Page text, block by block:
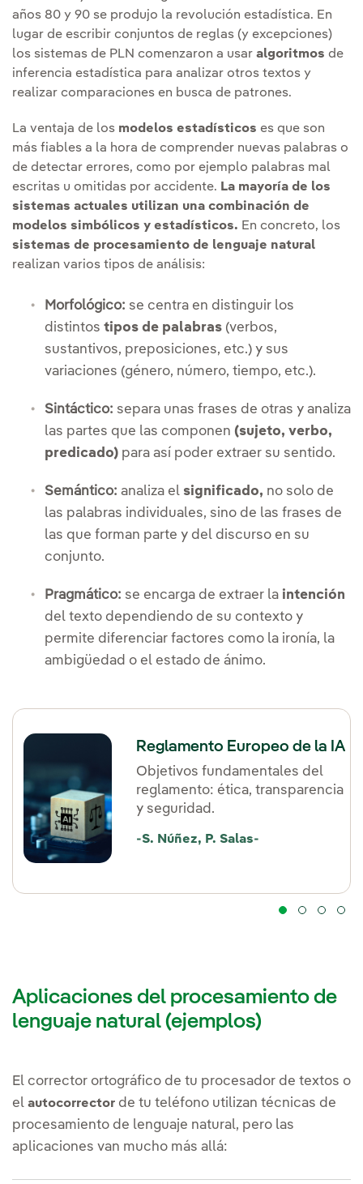
años 80 y 90 se produjo la revolución estadística. En
lugar de escribir conjuntos de reglas (y excepciones)
los sistemas de PLN comenzaron a usar algoritmos de
inferencia estadística para analizar otros textos y
realizar comparaciones en busca de patrones.
La ventaja de los modelos estadísticos es que son
más fiables a la hora de comprender nuevas palabras o
de detectar errores, como por ejemplo palabras mal
escritas u omitidas por accidente. La mayoría de los
sistemas actuales utilizan una combinación de
modelos simbólicos y estadísticos. En concreto, los
sistemas de procesamiento de lenguaje natural
realizan varios tipos de análisis:
Morfológico: se centra en distinguir los
distintos tipos de palabras (verbos,
sustantivos, preposiciones, etc.) y sus
variaciones (género, número, tiempo, etc.).
Sintáctico: separa unas frases de otras y analiza
las partes que las componen (sujeto, verbo,
predicado) para así poder extraer su sentido.
Semántico: analiza el significado, no solo de
las palabras individuales, sino de las frases de
las que forman parte y del discurso en su
conjunto.
Pragmático: se encarga de extraer la intención
del texto dependiendo de su contexto y
permite diferenciar factores como la ironía, la
ambigüedad o el estado de ánimo.
Reglamento Europeo de la IA
Objetivos fundamentales del
reglamento: ética, transparencia
y seguridad.
-S. Núñez, P. Salas-
Aplicaciones del procesamiento de
lenguaje natural (ejemplos)
El corrector ortográfico de tu procesador de textos o
el autocorrector de tu teléfono utilizan técnicas de
procesamiento de lenguaje natural, pero las
aplicaciones van mucho más allá: